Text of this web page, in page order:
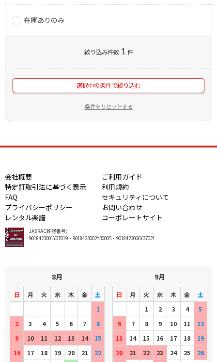
在庫ありのみ
絞り込み件数 1 件
選択中の条件で絞り込む
条件をリセットする
会社概要
ご利用ガイド
特定証取引法に基づく表示
利用規約
FAQ
セキュリティについて
プライバシーポリシー
お問い合わせ
レンタル楽譜
コーポレートサイト
JASRAC許諾番号:
9018423001Y37019・9018423002Y30005・9018423006Y37021
8月
日 月 火 水 木 金
土
1
2
3 4 5 6 7
8
9
10 11 12 13 14
15
16
17 18 19 20 21 22
9月
日 月 火 水 木 金
土
1
2 3 4
5
6
7 8 9 10 11
12
13
14 15 16 17 18
19
20
21 22 23 24 25 26